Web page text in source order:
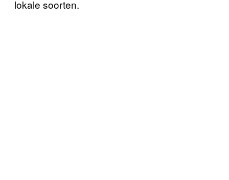
lokale soorten.